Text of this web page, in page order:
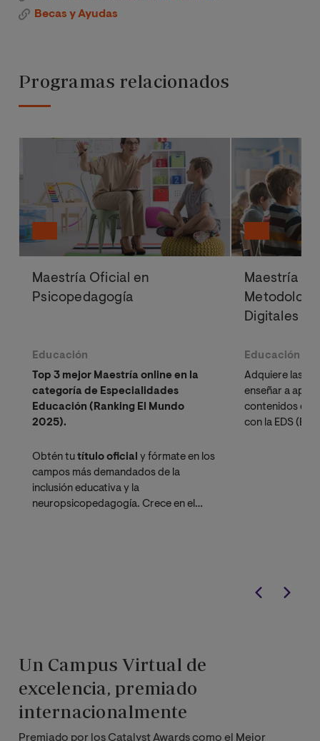
Becas y Ayudas
Programas relacionados
Maestría Oficial en
Psicopedagogía
Educación
Top 3 mejor Maestría online en la
categoría de Especialidades
Educación (Ranking El Mundo
2025).
Obtén tutítulo oficial y fórmate en los
campos más demandados de la
inclusión educativa y la
neuropsicopedagogía. Crece en el
Maestría
Digitales
Educación
Adquiere las
enseñar a
contenidos
con la EDS
Un Campus Virtual de
excelencia, premiado
internacionalmente
Premiado por los Catalyst Awards como el Mejor